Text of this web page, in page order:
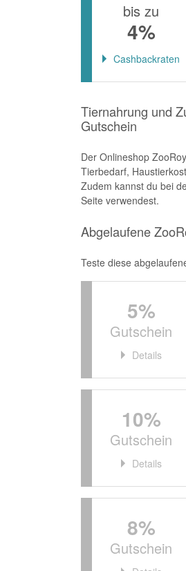
bis zu
4%
Cashbackraten
Tiernahrung und
Gutschein
Der Onlineshop
Tierbedarf,
Zudem kannst du bei
Seite verwendest.
Abgelaufene
Teste diese
5%
Gutschein
Details
10%
Gutschein
Details
8%
Gutschein